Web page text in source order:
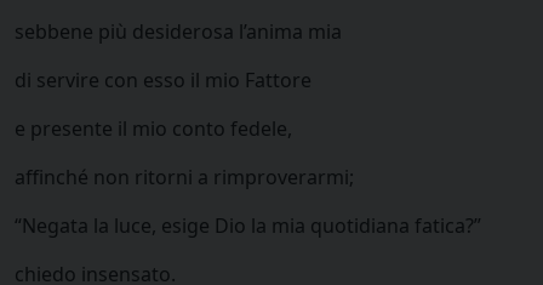
sebbene più desiderosa l’anima mia
di servire con esso il mio Fattore
e presente il mio conto fedele,
affinché non ritorni a rimproverarmi;
“Negata la luce, esige Dio la mia quotidiana fatica?”
chiedo insensato.